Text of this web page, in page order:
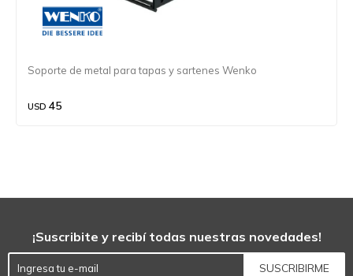
Soporte de metal para tapas y sartenes Wenko
USD 45
¡Suscribite y recibí todas nuestras novedades!
SUSCRIBIRME